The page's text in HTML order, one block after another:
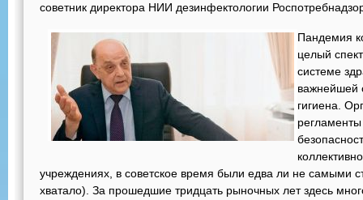
советник директора НИИ дезинфектологии
Пандемия
целый
системе
важнейшей
гигиена.
учреждениях, в советское время были едва ли не самыми
хватало). За прошедшие тридцать рыночных лет здесь